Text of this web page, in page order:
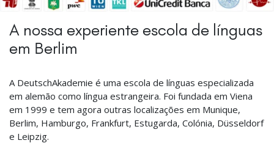
A nossa experiente escola de línguas
em Berlim
A DeutschAkademie é uma escola de línguas especializada
em alemão como língua estrangeira. Foi fundada em Viena
em 1999 e tem agora outras localizações em Munique,
Berlim, Hamburgo, Frankfurt, Estugarda, Colónia, Düsseldorf
e Leipzig.